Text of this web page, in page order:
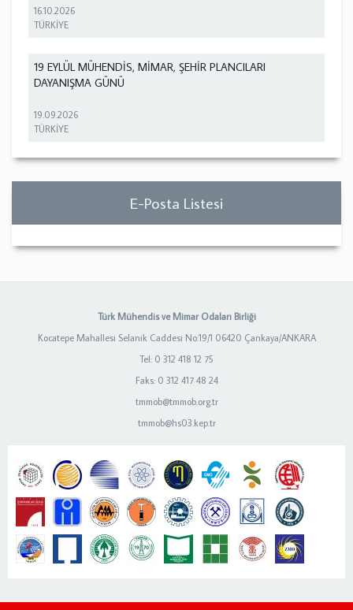
16.10.2026
TÜRKİYE
19 EYLÜL MÜHENDİS, MİMAR, ŞEHİR PLANCILARI
DAYANIŞMA GÜNÜ
19.09.2026
TÜRKİYE
E-Posta Listesi
Türk Mühendis ve Mimar Odaları Birliği
Kocatepe Mahallesi Selanik Caddesi No:19/1 06420 Çankaya/ANKARA
Tel: 0 312 418 12 75
Faks: 0 312 417 48 24
tmmob@tmmob.org.tr
tmmob@hs03.kep.tr